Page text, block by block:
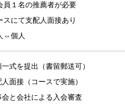
員１名の推薦者が必要
スにて支配人面接あり
⇔個人
一式を提出（書留郵送可）
人面接（コースで実施）
会と会社による入会審査